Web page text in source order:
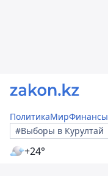
ПолитикаМирФинансы
#Выборы в Курултай
+24°